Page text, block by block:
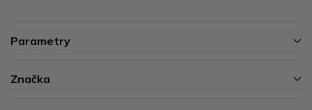
Parametry
Značka